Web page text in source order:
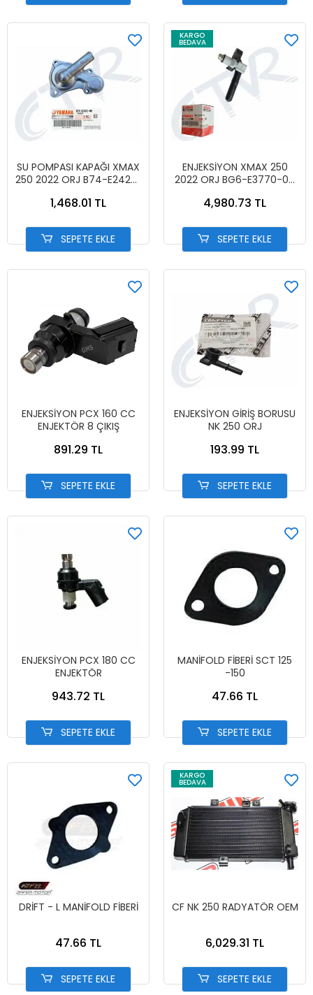
SU POMPASI KAPAĞI XMAX
250 2022 ORJ B74-E2422-
1,468.01 TL
SEPETE EKLE
KARGO
BEDAVA
ENJEKSİYON XMAX 250
2022 ORJ BG6-E3770-00
4,980.73 TL
SEPETE EKLE
ENJEKSİYON PCX 160 CC
ENJEKTÖR 8 ÇIKIŞ
891.29 TL
SEPETE EKLE
ENJEKSİYON GİRİŞ BORUSU
NK 250 ORJ
193.99 TL
SEPETE EKLE
ENJEKSİYON PCX 180 CC
ENJEKTÖR
943.72 TL
SEPETE EKLE
MANİFOLD FİBERİ SCT 125
-150
47.66 TL
SEPETE EKLE
DRİFT - L MANİFOLD FİBERİ
47.66 TL
SEPETE EKLE
KARGO
BEDAVA
CF NK 250 RADYATÖR OEM
6,029.31 TL
SEPETE EKLE